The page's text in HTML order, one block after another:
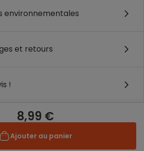
environnementales
et retours
!
8,99 €
Ajouter au panier